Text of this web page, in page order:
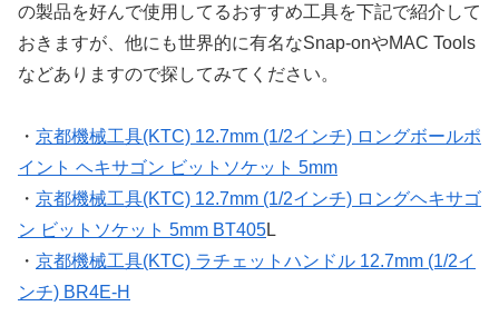
の製品を好んで使用してるおすすめ工具を下記で紹介して
おきますが、他にも世界的に有名なSnap-onやMAC Tools
などありますので探してみてください。
・ 京都機械工具(KTC) 12.7mm (1/2インチ) ロングボールポ
イント ヘキサゴン ビットソケット 5mm
・ 京都機械工具(KTC) 12.7mm (1/2インチ) ロングヘキサゴ
ン ビットソケット 5mm BT405L
・ 京都機械工具(KTC) ラチェットハンドル 12.7mm (1/2イ
ンチ) BR4E-H